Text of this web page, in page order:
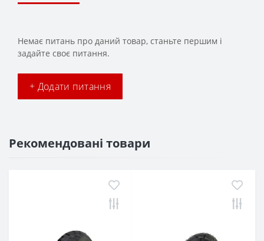
Немає питань про даний товар, станьте першим і
задайте своє питання.
+ Додати питання
Рекомендовані товари